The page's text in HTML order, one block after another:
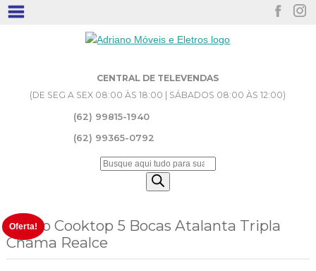
CENTRAL DE TELEVENDAS
(DE SEG A SEX 08:00 ÀS 18:00 | SÁBADOS 08:00 ÀS 12:00)
(62) 99815-1940
(62) 99365-0792
Pesquisar
Fogão Cooktop 5 Bocas Atalanta Tripla
Chama Realce
Oferta!